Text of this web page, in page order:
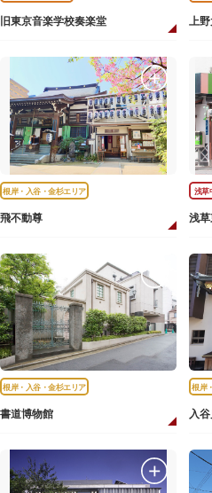
旧東京音楽学校奏楽堂 上野
根岸・入谷・金杉エリア
飛不動尊
浅草
浅
根岸・入谷・金杉エリア
書道博物館
根岸
入